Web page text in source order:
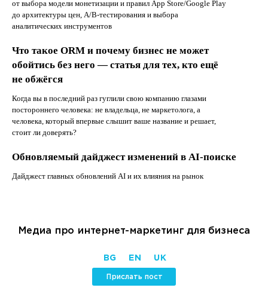
от выбора модели монетизации и правил App Store/Google Play
до архитектуры цен, A/B-тестирования и выбора
аналитических инструментов
Что такое ORM и почему бизнес не может
обойтись без него — статья для тех, кто ещё
не обжёгся
Когда вы в последний раз гуглили свою компанию глазами
постороннего человека: не владельца, не маркетолога, а
человека, который впервые слышит ваше название и решает,
стоит ли доверять?
Обновляемый дайджест изменений в AI-поиске
Дайджест главных обновлений AI и их влияния на рынок
Медиа про интернет-маркетинг для бизнеса
BG EN UK
Прислать пост